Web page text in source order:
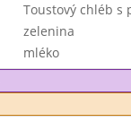
Toustový chléb s
zelenina
mléko